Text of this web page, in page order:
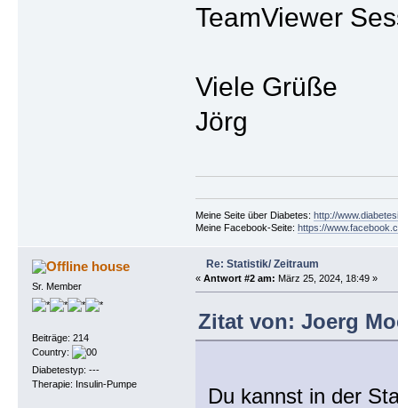
TeamViewer
Viele Grüße
Jörg
Meine Seite über Diabetes: http://
Meine Facebook-Seite: https://
house
Sr. Member
Beiträge: 214
Country:
Diabetestyp: ---
Therapie: Insulin-Pumpe
Re: Statistik/ Zeitraum
« Antwort #2 am: März 25, 2024, 18:49 »
Zitat von: Joerg
Du kannst in der